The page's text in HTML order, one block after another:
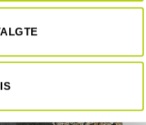
fra din brug af deres